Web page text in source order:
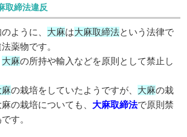
取締法違反
ように、 大麻は大麻取締法という法律で
薬物です。
大麻の所持や輸入などを原則として禁止し
麻の栽培をしていたようですが、 大麻の栽
の栽培についても、 大麻取締法で原則禁
す。